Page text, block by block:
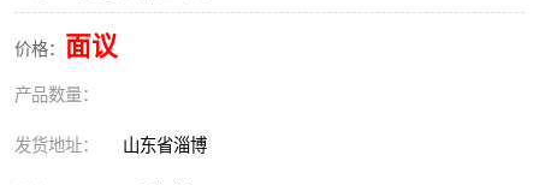
价格： 面议
产品数量：
发货地址： 山东省淄博